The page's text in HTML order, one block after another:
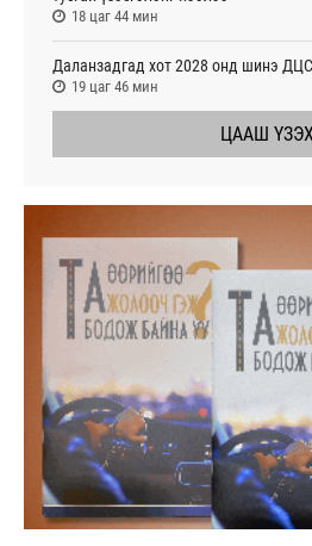
18 цаг 44 мин
Даланзадгад хот 2028 онд шинэ
19 цаг 46 мин
ЦААШ ҮЗЭХ